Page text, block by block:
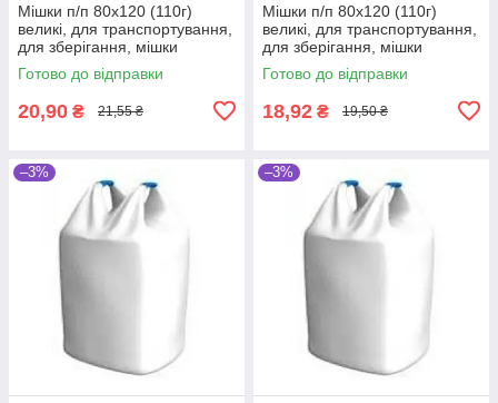
Мішки п/п 80x120 (110г)
великі, для транспортування,
для зберігання, мішки
господарські, поліпропілен
Готово до відправки
20,90 ₴ 21,55 ₴
Мішки п/п 80x120 (110г)
великі, для транспортування,
для зберігання, мішки
господарські, поліпропілен
Готово до відправки
18,92 ₴ 19,50 ₴
–3% –3%